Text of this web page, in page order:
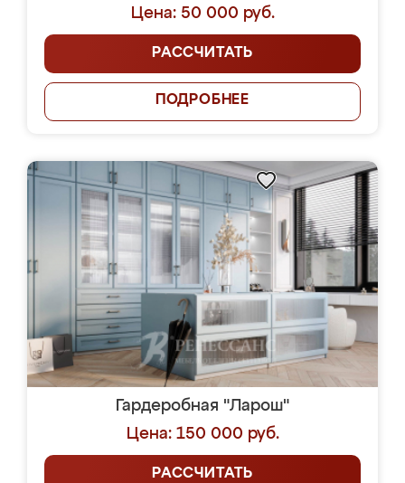
Цена: 50 000 руб.
РАССЧИТАТЬ
ПОДРОБНЕЕ
Гардеробная "Ларош"
Цена: 150 000 руб.
РАССЧИТАТЬ